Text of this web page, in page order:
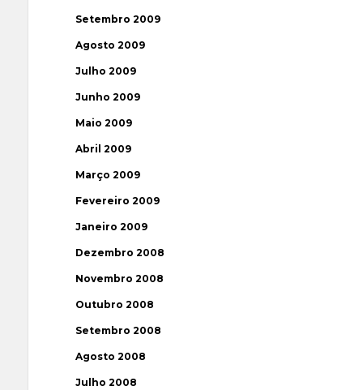
Setembro 2009
Agosto 2009
Julho 2009
Junho 2009
Maio 2009
Abril 2009
Março 2009
Fevereiro 2009
Janeiro 2009
Dezembro 2008
Novembro 2008
Outubro 2008
Setembro 2008
Agosto 2008
Julho 2008